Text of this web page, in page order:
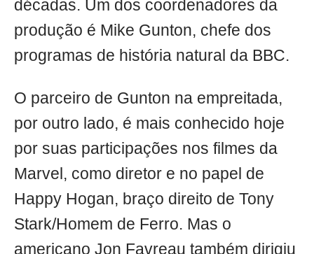
décadas. Um dos coordenadores da
produção é Mike Gunton, chefe dos
programas de história natural da BBC.
O parceiro de Gunton na empreitada,
por outro lado, é mais conhecido hoje
por suas participações nos filmes da
Marvel, como diretor e no papel de
Happy Hogan, braço direito de Tony
Stark/Homem de Ferro. Mas o
americano Jon Favreau também dirigiu